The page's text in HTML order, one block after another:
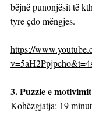
bëjnë punonjësit të
tyre çdo mëngjes.
https://
3. Puzzle e
Kohëzgjatja: 19